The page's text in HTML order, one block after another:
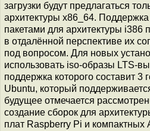
загрузки будут предлагаться
архитектуры x86_64.
пакетами для архитектуры i386
в отдалённой перспективе их
под вопросом. Для новых
использовать iso-образы LTS-
поддержка которого составит 3
Ubuntu, который
будущее отмечается
создание сборок для
плат Raspberry Pi и компактных